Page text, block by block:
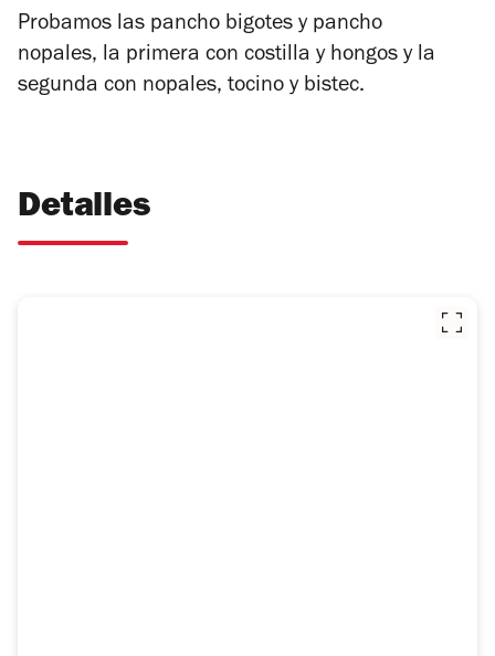
Probamos las pancho bigotes y pancho
nopales, la primera con costilla y hongos y la
segunda con nopales, tocino y bistec.
Detalles